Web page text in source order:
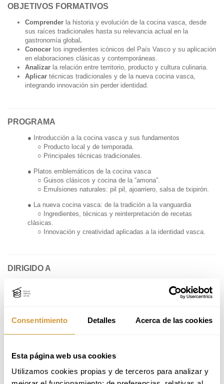
Consentimiento Detalles Acerca de las cookies
Esta página web usa cookies
Utilizamos cookies propias y de terceros para analizar y
OBJETIVOS FORMATIVOS
Comprender la historia y evolución de la cocina vasca, desde
sus raíces tradicionales hasta su relevancia actual en la
gastronomía global .
Conocer los ingredientes icónicos del País Vasco y su aplicación
en elaboraciones clásicas y contemporáneas.
Analizar la relación entre territorio, producto y cultura culinaria.
Aplicar técnicas tradicionales y de la nueva cocina vasca,
integrando innovación sin perder identidad.
PROGRAMA
● Introducción a la cocina vasca y sus fundamentos
○ Producto local y de temporada.
○ Principales técnicas tradicionales.
● Platos emblemáticos de la cocina vasca
○ Guisos clásicos y cocina de la “amona”.
○ Emulsiones naturales: pil pil, ajoarriero, salsa de txipirón.
● La nueva cocina vasca: de la tradición a la vanguardia
○ Ingredientes, técnicas y reinterpretación de recetas
clásicas.
○ Innovación y creatividad aplicadas a la identidad vasca.
DIRIGIDO A
Cocineros/as
Recién graduados en cocina
¿No ves tu perfil? contáctanos.